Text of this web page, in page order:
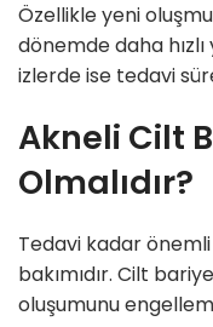
Özellikle yeni
dönemde daha
izlerde ise tedavi
Akneli Cilt
Olmalıdır?
Tedavi kadar
bakımıdır. Cilt
oluşumunu